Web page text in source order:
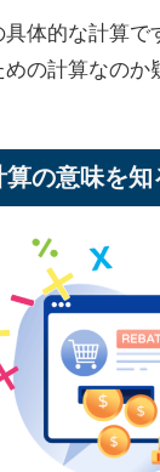
体的な計算で
の計算なのか
の意味を知